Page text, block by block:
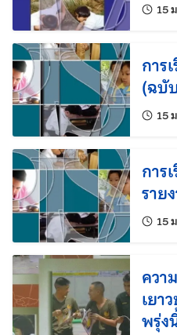
15
การ
(ฉบั
15
การ
ราย
15
ควา
เยา
พรุ่ง